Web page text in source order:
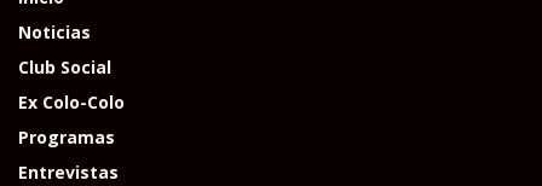
Noticias
Club Social
Ex Colo-Colo
Programas
Entrevistas